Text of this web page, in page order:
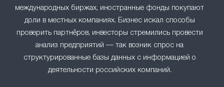
международных биржах, иностранные фонды покупают
доли в местных компаниях. Бизнес искал способы
проверить партнёров, инвесторы стремились провести
анализ предприятий — так возник спрос на
структурированные базы данных с информацией о
деятельности российских компаний.